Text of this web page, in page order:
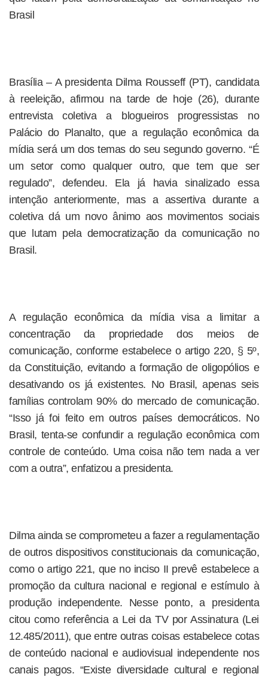
Brasil
Brasília – A presidenta Dilma Rousseff (PT), candidata
à reeleição, afirmou na tarde de hoje (26), durante
entrevista coletiva a blogueiros progressistas no
Palácio do Planalto, que a regulação econômica da
mídia será um dos temas do seu segundo governo. “É
um setor como qualquer outro, que tem que ser
regulado”, defendeu. Ela já havia sinalizado essa
intenção anteriormente, mas a assertiva durante a
coletiva dá um novo ânimo aos movimentos sociais
que lutam pela democratização da comunicação no
Brasil.
A regulação econômica da mídia visa a limitar a
concentração da propriedade dos meios de
comunicação, conforme estabelece o artigo 220, § 5º,
da Constituição, evitando a formação de oligopólios e
desativando os já existentes. No Brasil, apenas seis
famílias controlam 90% do mercado de comunicação.
“Isso já foi feito em outros países democráticos. No
Brasil, tenta-se confundir a regulação econômica com
controle de conteúdo. Uma coisa não tem nada a ver
com a outra”, enfatizou a presidenta.
Dilma ainda se comprometeu a fazer a regulamentação
de outros dispositivos constitucionais da comunicação,
como o artigo 221, que no inciso II prevê estabelece a
promoção da cultura nacional e regional e estímulo à
produção independente. Nesse ponto, a presidenta
citou como referência a Lei da TV por Assinatura (Lei
12.485/2011), que entre outras coisas estabelece cotas
de conteúdo nacional e audiovisual independente nos
canais pagos. “Existe diversidade cultural e regional